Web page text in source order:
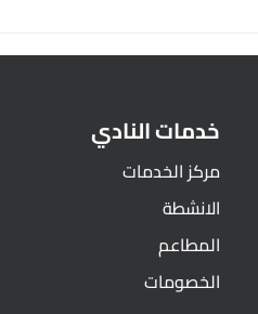
خدمات النادي
مركز الخدمات
الانشطة
المطاعم
الخصومات